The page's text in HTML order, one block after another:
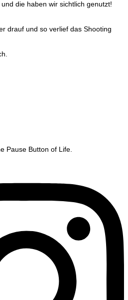
die haben wir sichtlich genutzt!
drauf und so verlief das Shooting
Pause Button of Life.